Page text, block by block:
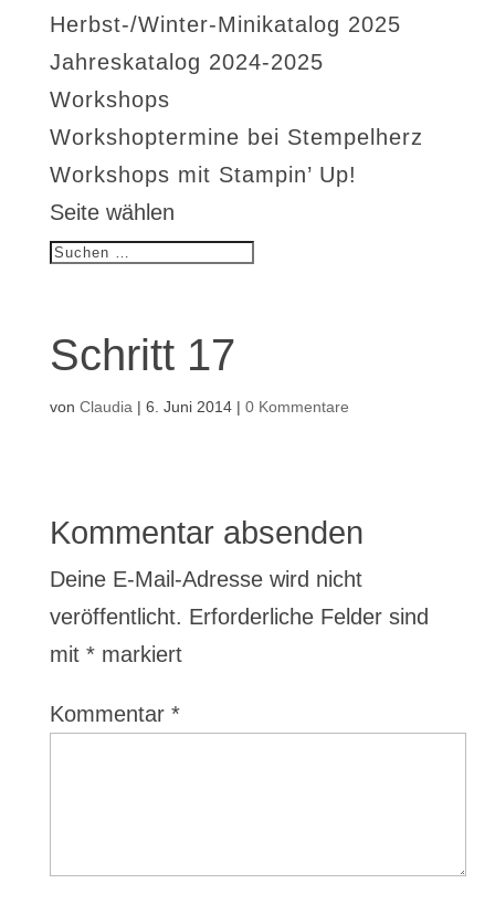
Herbst-/Winter-Minikatalog 2025
Jahreskatalog 2024-2025
Workshops
Workshoptermine bei Stempelherz
Workshops mit Stampin’ Up!
Seite wählen
Schritt 17
von Claudia | 6. Juni 2014| 0 Kommentare
Kommentar absenden
Deine E-Mail-Adresse wird nicht
veröffentlicht. Erforderliche Felder sind
mit *markiert
Kommentar *